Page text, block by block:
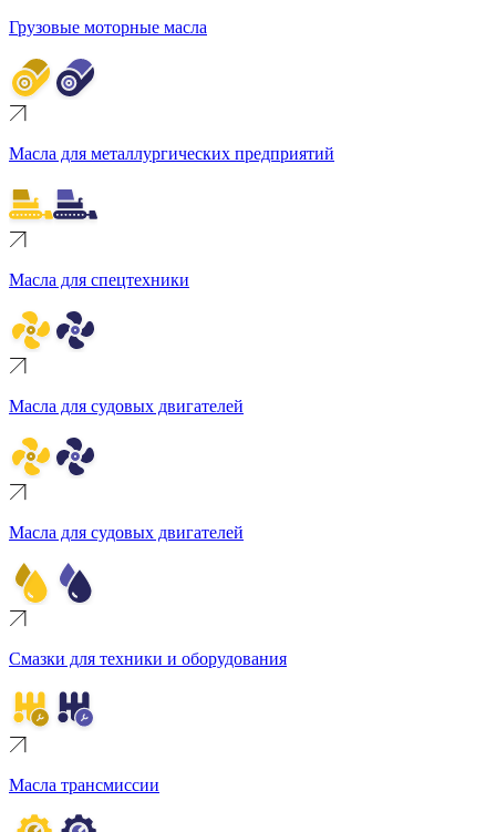
Грузовые моторные масла
Масла для металлургических предприятий
Масла для спецтехники
Масла для судовых двигателей
Масла для судовых двигателей
Смазки для техники и оборудования
Масла трансмиссии